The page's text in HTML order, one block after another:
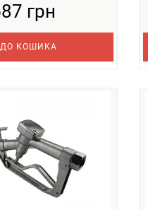
грн
ДО КОШИКА